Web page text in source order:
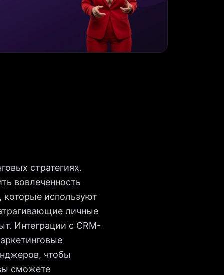
стратегиях.
вовлеченность
используют
личные
Интеграции с CRM-
чтобы
сможете